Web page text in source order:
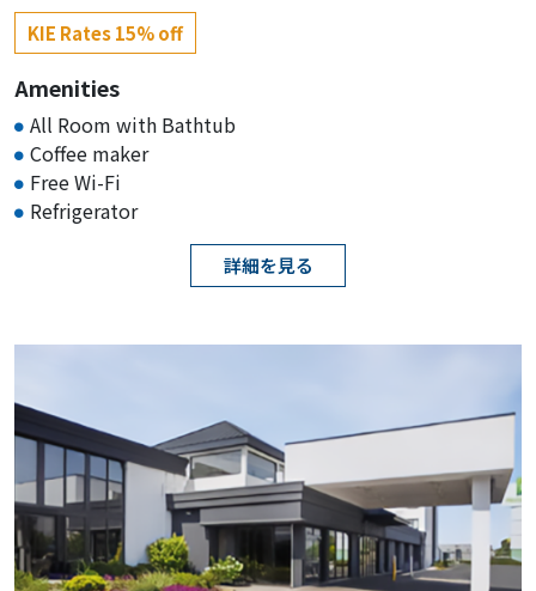
Homewood Suites by Hilton
Edgewater-NYC Area
Rating :
Address :10 The Promenade, Edgewater, NJ 07020
KIE Rates 10% off
Clinton Inn Hotel & Event Center
Address :145 Dean Dr, Tenafly, NJ 07670
Hilton Garden Inn Edison/Raritan
Center
Rating :
Address :50 Raritan Center Pkwy, Edison, NJ 08837
KIE Rates 15% off
Amenities
All Room with Bathtub
Coffee maker
Free Wi-Fi
Refrigerator
詳細を見る